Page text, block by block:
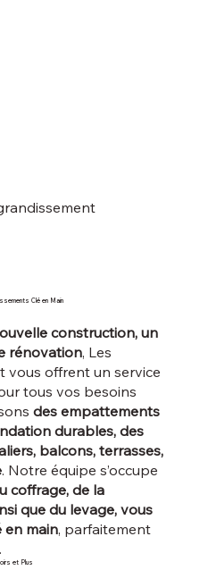
Clé en Main
ouvelle construction, un
rénovation, Les
vous offrent un service
tous vos besoins
des empattements
durables, des
balcons, terrasses,
. Notre équipe s’occupe
coffrage, de la
que du levage, vous
en main, parfaitement
et Plus